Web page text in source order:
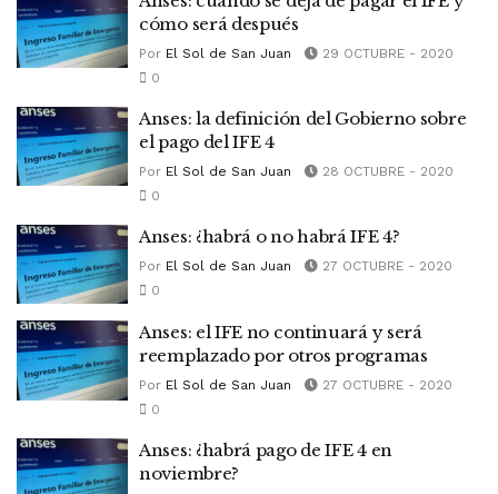
cómo será después
Por El Sol de San Juan
29 OCTUBRE - 2020
0
Anses: la definición del Gobierno sobre
el pago del IFE 4
Por El Sol de San Juan
28 OCTUBRE - 2020
0
Anses: ¿habrá o no habrá IFE 4?
Por El Sol de San Juan
27 OCTUBRE - 2020
0
Anses: el IFE no continuará y será
reemplazado por otros programas
Por El Sol de San Juan
27 OCTUBRE - 2020
0
Anses: ¿habrá pago de IFE 4 en
noviembre?